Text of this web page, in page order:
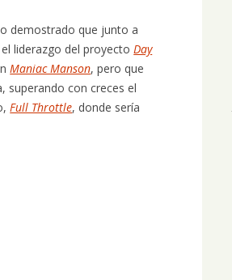
demostrado que junto a
liderazgo del proyectoDay
Maniac Manson, pero que
superando con creces el
Full Throttle, donde sería